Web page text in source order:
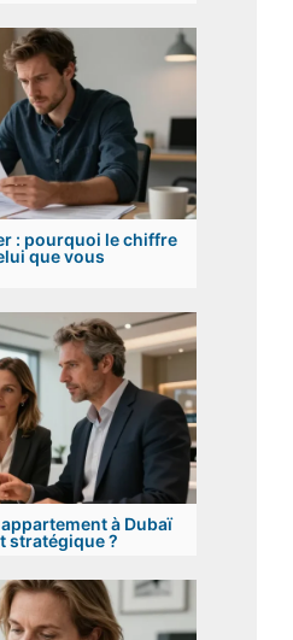
: pourquoi le chiffre
que vous
appartement à Dubaï
stratégique ?